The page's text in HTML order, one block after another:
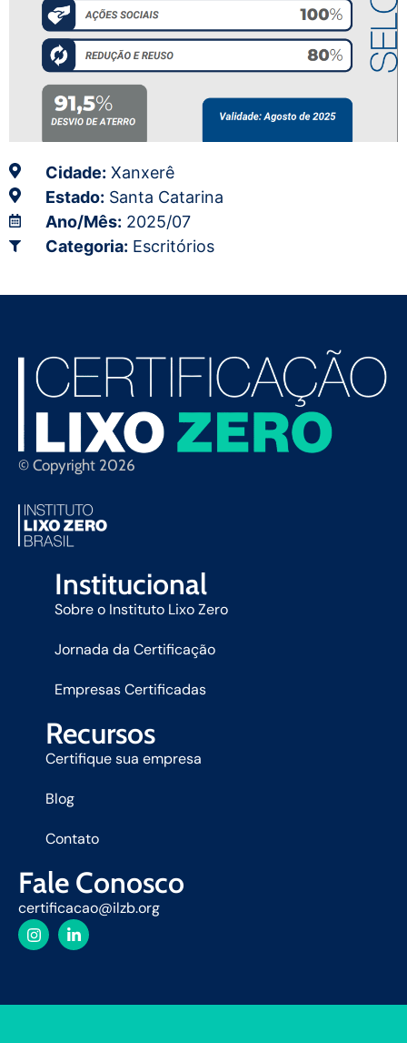
Cidade: Xanxerê
Estado: Santa Catarina
Ano/Mês: 2025/07
Categoria: Escritórios
© Copyright 2026
Institucional
Sobre o Instituto Lixo Zero
Jornada da Certificação
Empresas Certificadas
Recursos
Certifique sua empresa
Blog
Contato
Fale Conosco
certificacao@ilzb.org